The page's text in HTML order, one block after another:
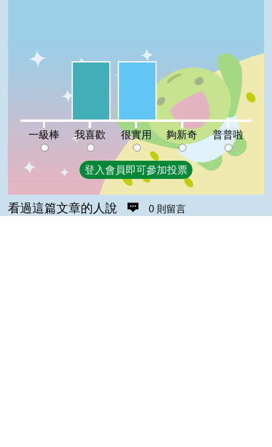
一級棒:0% 夠新奇:0%普普啦:0%
一級棒 我喜歡 很實用 夠新奇 普普啦
登入會員即可參加投票
看過這篇文章的人說 0 則留言